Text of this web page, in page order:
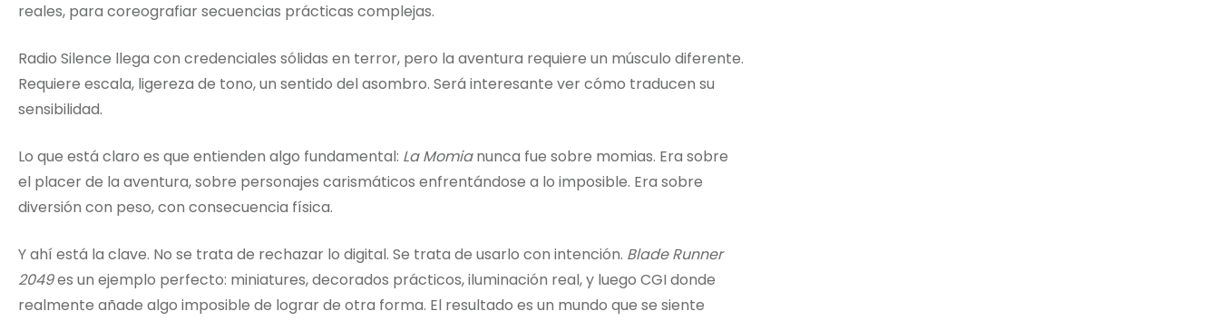
reales, para coreografiar secuencias prácticas complejas.
Radio Silence llega con credenciales sólidas en terror, pero la aventura requiere un músculo diferente.
Requiere escala, ligereza de tono, un sentido del asombro. Será interesante ver cómo traducen su
sensibilidad.
Lo que está claro es que entienden algo fundamental: La Momianunca fue sobre momias. Era sobre
el placer de la aventura, sobre personajes carismáticos enfrentándose a lo imposible. Era sobre
diversión con peso, con consecuencia física.
Y ahí está la clave. No se trata de rechazar lo digital. Se trata de usarlo con intención. Blade Runner
2049es un ejemplo perfecto: miniatures, decorados prácticos, iluminación real, y luego CGI donde
realmente añade algo imposible de lograr de otra forma. El resultado es un mundo que se siente